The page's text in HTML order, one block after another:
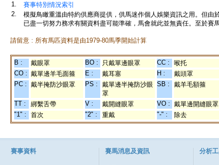
1.
賽事特別情況索引
2.
模擬鳥瞰重溫由特約供應商提供，供馬迷作個人娛樂資訊之用。但
已盡一切努力務求有關資料盡可能準確，馬會就此並無責任。至於賽
請留意 : 所有馬匹資料是由1979-80馬季開始計算
B : 戴眼罩 BO : 只戴單邊眼罩 CC :
喉托
CO : 戴單邊羊毛面箍 E : 戴耳塞 H :
戴頭罩
PC : 戴半掩防沙眼罩 PS :
戴單邊半掩防沙眼
罩
SB : 戴羊毛額箍
TT : 綁繫舌帶 V : 戴開縫眼罩 VO : 戴單邊開縫眼罩
"1" :
首次 "2" : 重戴 "-" : 除去
賽事資料 賽馬消息及資訊 分析